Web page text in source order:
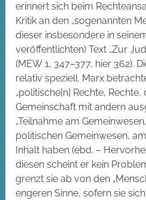
erinnert sich beim
Kritik an den „sogenannten
dieser insbesondere in
veröffentlichten) Text „Zur
(MEW 1, 347–377, hier 362).
relativ speziell. Marx
„politische[n] Rechte, Rechte,
Gemeinschaft mit andern
„Teilnahme am
politischen Gemeinwesen,
Inhalt haben (ebd. –
diesen scheint er kein
grenzt sie ab von den
engeren Sinne, sofern sie